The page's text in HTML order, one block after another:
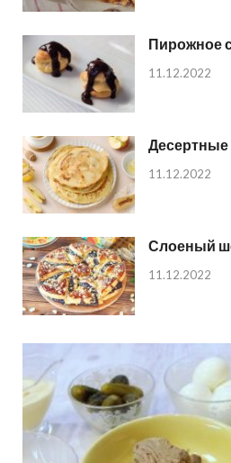
Пирожное
11.12.2022
11.12.2022
Слоеный
11.12.2022